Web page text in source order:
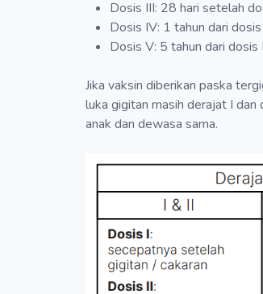
Dosis III: 28 hari setelah
Dosis IV: 1 tahun dari
Dosis V: 5 tahun dari dosis
Jika vaksin diberikan paska
luka gigitan masih derajat I
anak dan dewasa sama.